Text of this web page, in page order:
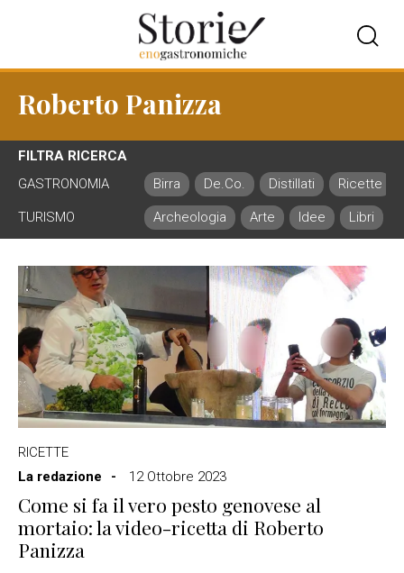
Roberto Panizza
FILTRA RICERCA
GASTRONOMIA
Birra De.Co. Distillati Ricette
TURISMO Archeologia Arte Idee Libri
RICETTE
La redazione
12 Ottobre 2023
Come si fa il vero pesto genovese al
mortaio: la video-ricetta di Roberto
Panizza